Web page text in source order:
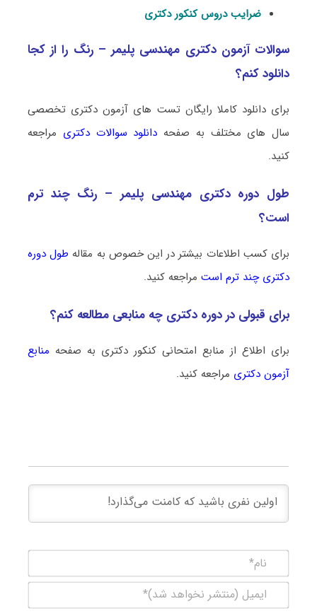
ضرایب دروس کنکور دکتری
سوالات آزمون دکتری مهندسی پلیمر – رنگ را از کجا
دانلود کنم؟
برای دانلود کاملا رایگان تست های آزمون دکتری تخصصی
سال های مختلف به صفحه دانلود سوالات دکتری مراجعه
کنید.
طول دوره دکتری مهندسی پلیمر – رنگ چند ترم
است؟
برای کسب اطلاعات بیشتر در این خصوص به مقاله طول دوره
دکتری چند ترم استمراجعه کنید.
برای قبولی در دوره دکتری چه منابعی مطالعه کنم؟
برای اطلاع از منابع امتحانی کنکور دکتری به صفحه منابع
آزمون دکتری مراجعه کنید.
(منتشر